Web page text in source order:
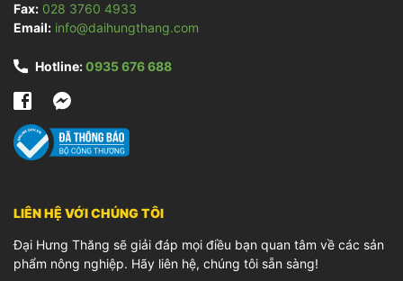
Fax: 028 3760 4933
Email: info@daihungthang.com
Hotline:0935 676 688
LIÊN HỆ VỚI CHÚNG TÔI
Đại Hưng Thăng sẽ giải đáp mọi điều bạn quan tâm về các sản
phẩm nông nghiệp. Hãy liên hệ, chúng tôi sẵn sàng!